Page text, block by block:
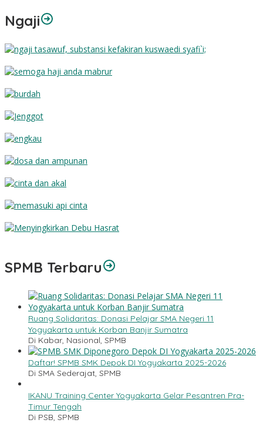
Ngaji
SPMB Terbaru
Ruang Solidaritas: Donasi Pelajar SMA Negeri 11
Yogyakarta untuk Korban Banjir Sumatra
Di Kabar, Nasional, SPMB
Daftar! SPMB SMK Depok DI Yogyakarta 2025-2026
Di SMA Sederajat, SPMB
IKANU Training Center Yogyakarta Gelar Pesantren Pra-
Timur Tengah
Di PSB, SPMB